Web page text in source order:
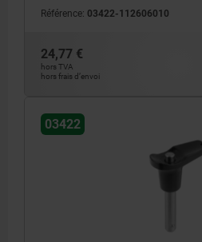
Référence: 03422-112606010
24,77 €
hors TVA
hors frais d’envoi
03422